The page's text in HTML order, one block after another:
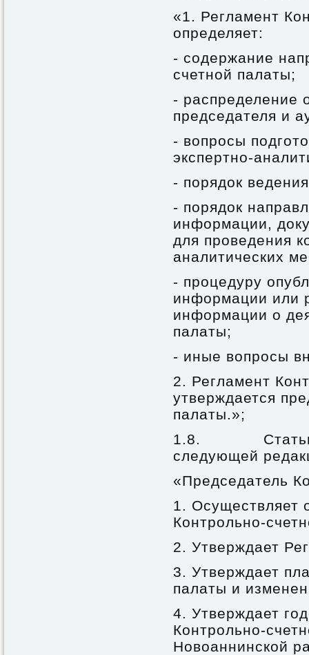
«1. Регламент
определяет:
- содержание
счетной палаты;
- распределение
председателя и
- вопросы
экспертно-
- порядок
- порядок
информации,
для проведения
аналитических
- процедуру
информации или
информации о
палаты;
- иные вопросы
2. Регламент
утверждается
палаты.»;
1.8. Статью
следующей
«Председатель
1. Осуществляет
Контрольно-
2. Утверждает
3. Утверждает
палаты и
4. Утверждает
Контрольно-
Новоаннинской